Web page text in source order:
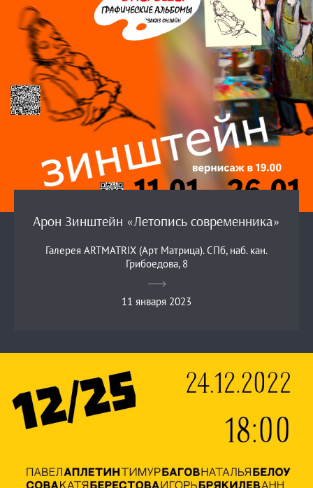
Арон Зинштейн «Летопись современника»
Галерея ARTMATRIX (Арт Матрица). СПб, наб. кан.
Грибоедова, 8
11 января 2023